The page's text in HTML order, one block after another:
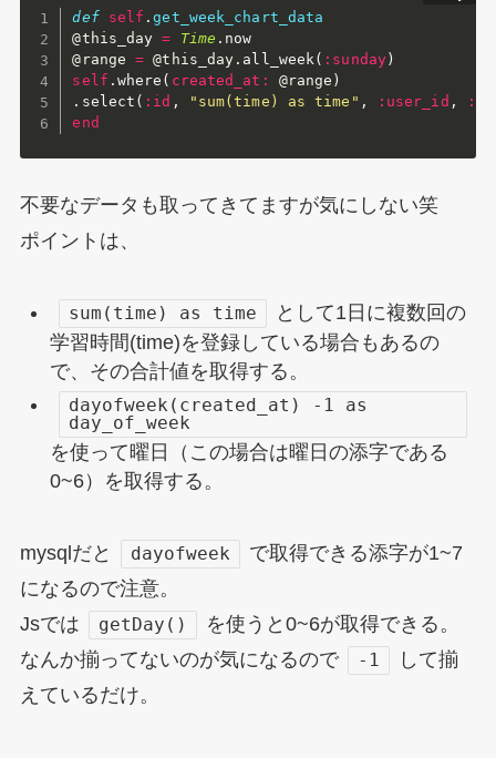
def self .get_week_chart_data
@this_day = Time .
@range
= @this_day . all_week( :sunday)
self . where ( created_at : @range )
. select ( :id , "sum(time) as time" , :user_id ,
end
不要なデータも取ってきてますが気にしない笑
ポイントは、
sum(time) as time
として1日に複数回の
学習時間(time)を登録している場合もあるの
で、その合計値を取得する。
dayofweek(created_at) -1 as
day_of_week
を使って曜日（この場合は曜日の添字である
0~6）を取得する。
mysqlだと dayofweek
で取得できる添字が1~7
になるので注意。
Jsでは
getDay()
を使うと0~6が取得できる。
なんか揃ってないのが気になるので
-1
して揃
えているだけ。